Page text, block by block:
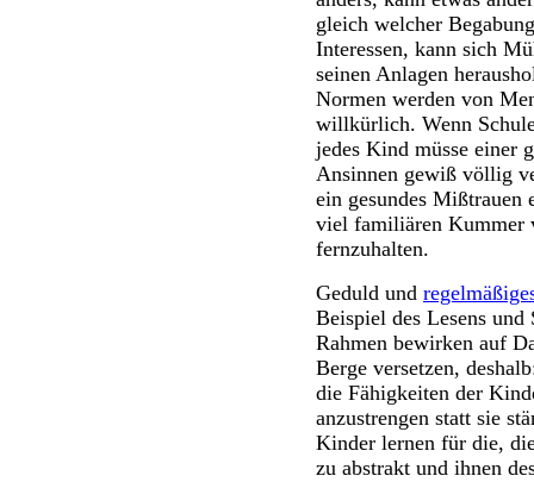
gleich welcher
Interessen, kann sich
seinen Anlagen
Normen werden von
willkürlich. Wenn
jedes Kind müsse einer
Ansinnen gewiß völlig
ein gesundes Mißtrauen
viel familiären Kummer
fernzuhalten.
Geduld und
Beispiel des Lesens
Rahmen bewirken auf
Berge versetzen,
die Fähigkeiten der
anzustrengen statt sie
Kinder lernen für die,
zu abstrakt und ihnen